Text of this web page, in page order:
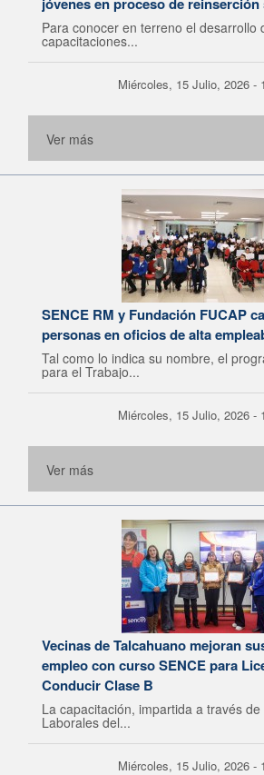
Para conocer en terreno el desarrollo
capacitaciones...
Miércoles, 15 Julio, 2026 -
Ver más
SENCE RM y Fundación FUCAP
personas en oficios de alta
Tal como lo indica su nombre, el
para el Trabajo...
Miércoles, 15 Julio, 2026 -
Ver más
Vecinas de Talcahuano mejoran
empleo con curso SENCE para
Conducir Clase B
La capacitación, impartida a través
Laborales del...
Miércoles, 15 Julio, 2026 -